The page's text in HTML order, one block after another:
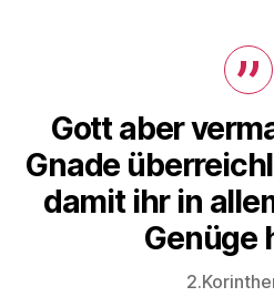
Gott aber
Gnade
damit ihr in
Genüge